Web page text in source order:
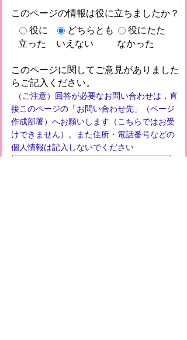
このページの情報は役に立ちましたか？
役に
立った
どちらとも
いえない
役にたた
なかった
このページに関してご意見がありました
らご記入ください。
（ご注意）回答が必要なお問い合わせは，直
接このページの「お問い合わせ先」（ページ
作成部署）へお願いします（こちらではお受
けできません）。また住所・電話番号などの
個人情報は記入しないでください